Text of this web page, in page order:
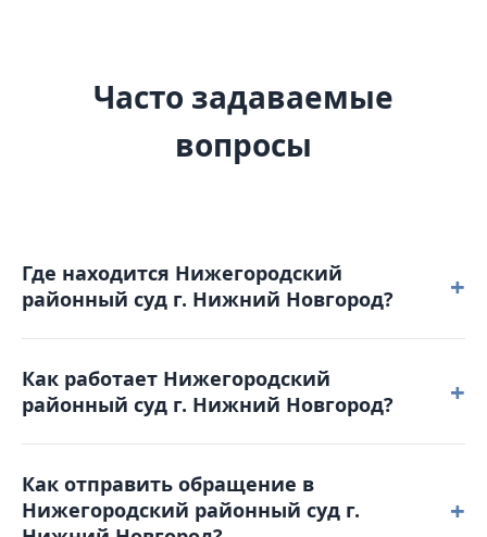
Часто задаваемые
вопросы
Где находится Нижегородский
районный суд г. Нижний Новгород?
+
расположен по адресу: 603950, г.
Нижний Новгород, ул. Большая Покровская, д. 17.
Как работает Нижегородский
районный суд г. Нижний Новгород?
+
00 пятница: с 8-00 до 15-45. Обеденный перерыв с
12-00 до 12-45. Выходные дни: суббота,
Как отправить обращение в
Нижегородский районный суд г.
+